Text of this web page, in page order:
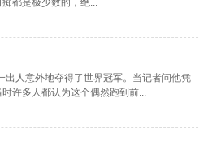
都是极少数的，绝...
人意外地夺得了世界冠军。当记者问他凭
许多人都认为这个偶然跑到前...